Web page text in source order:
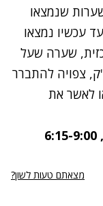
שנמצאו
עכשיו נמצאו
שערה שעל
צפויה להתברר
לאשר את
"חדשות הבוקר" עם ניב רסקין. א'-ה', 6:15-9:00
מצאתם טעות לשון?